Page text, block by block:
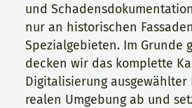
und
nur an historischen
Spezialgebieten. Im Grunde
decken wir das komplette
Digitalisierung ausgewählter
realen Umgebung ab und